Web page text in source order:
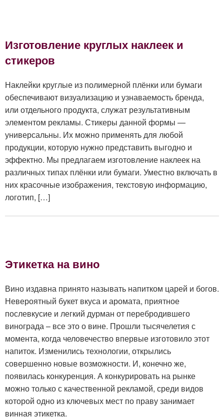
Изготовление круглых наклеек и
стикеров
Наклейки круглые из полимерной плёнки или бумаги
обеспечивают визуализацию и узнаваемость бренда,
или отдельного продукта, служат результативным
элементом рекламы. Стикеры данной формы —
универсальны. Их можно применять для любой
продукции, которую нужно представить выгодно и
эффектно. Мы предлагаем изготовление наклеек на
различных типах плёнки или бумаги. Уместно включать в
них красочные изображения, текстовую информацию,
логотип, […]
Этикетка на вино
Вино издавна принято называть напитком царей и богов.
Невероятный букет вкуса и аромата, приятное
послевкусие и легкий дурман от перебродившего
винограда – все это о вине. Прошли тысячелетия с
момента, когда человечество впервые изготовило этот
напиток. Изменились технологии, открылись
совершенно новые возможности. И, конечно же,
появилась конкуренция. А конкурировать на рынке
можно только с качественной рекламой, среди видов
которой одно из ключевых мест по праву занимает
винная этикетка.